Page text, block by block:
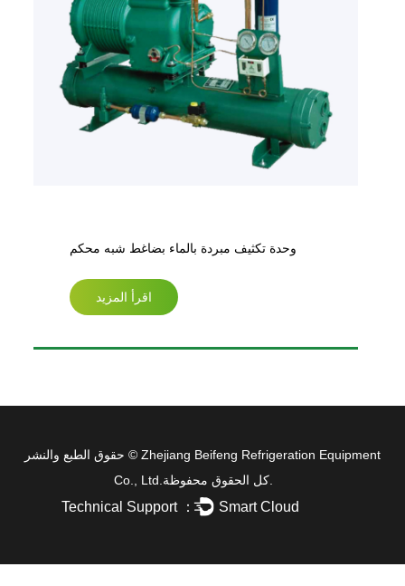
وحدة تكثيف مبردة بالماء بضاغط شبه محكم
اقرأ المزيد
حقوق الطبع والنشر © Zhejiang Beifeng Refrigeration Equipment
Co., Ltd.
كل الحقوق محفوظة.
Technical Support ： Smart Cloud